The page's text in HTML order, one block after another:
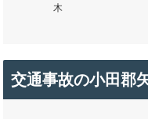
交通事故の小田郡